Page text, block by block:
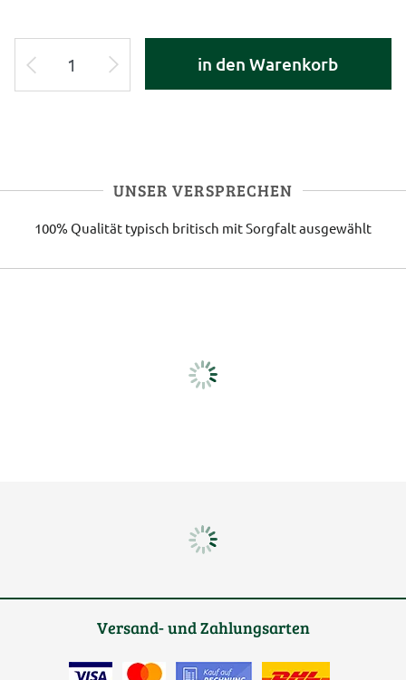
in den Warenkorb
UNSER VERSPRECHEN
100% Qualität typisch britisch mit Sorgfalt ausgewählt
Versand- und Zahlungsarten